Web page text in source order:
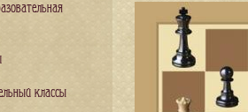
классы